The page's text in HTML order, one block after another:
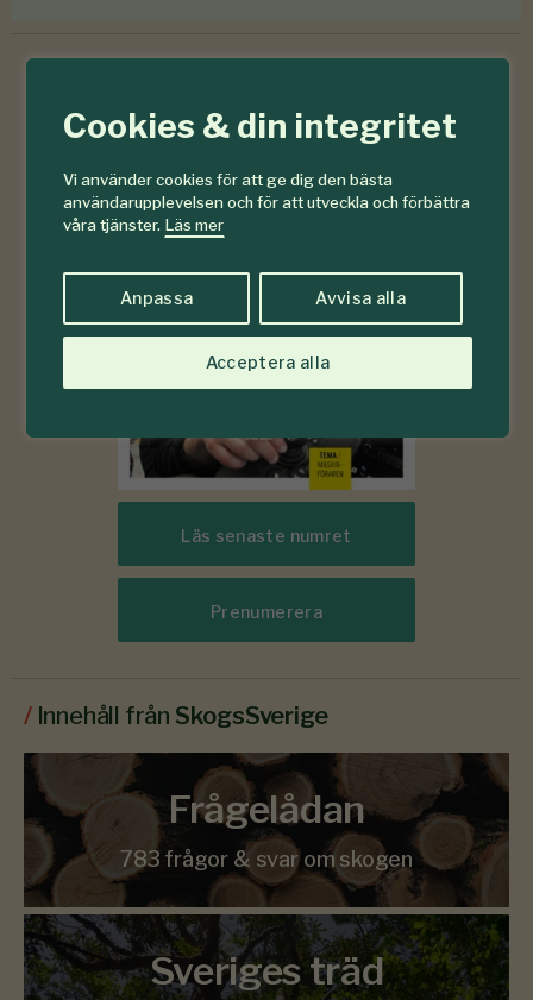
Cookies & din integritet
Vi använder cookies för att ge dig den bästa
användarupplevelsen och för att utveckla och förbättra
våra tjänster. Läs mer
Anpassa Avvisa alla
Acceptera alla
#6-7
2026
Läs senaste numret
Prenumerera
/ Innehåll från SkogsSverige
Frågelådan
783 frågor & svar om skogen
Sveriges träd